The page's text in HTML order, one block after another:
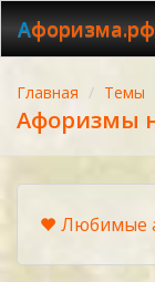
Афоризма.рф
Главная Темы
Афоризмы
Любимые